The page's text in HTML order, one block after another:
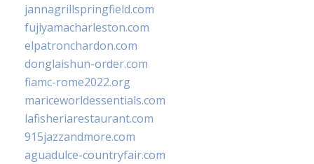
jannagrillspringfield.com
fujiyamacharleston.com
elpatronchardon.com
donglaishun-order.com
fiamc-rome2022.org
mariceworldessentials.com
lafisheriarestaurant.com
915jazzandmore.com
aguadulce-countryfair.com